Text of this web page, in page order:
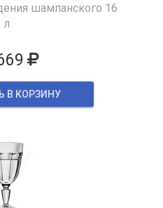
шампанского 16
л
В КОРЗИНУ